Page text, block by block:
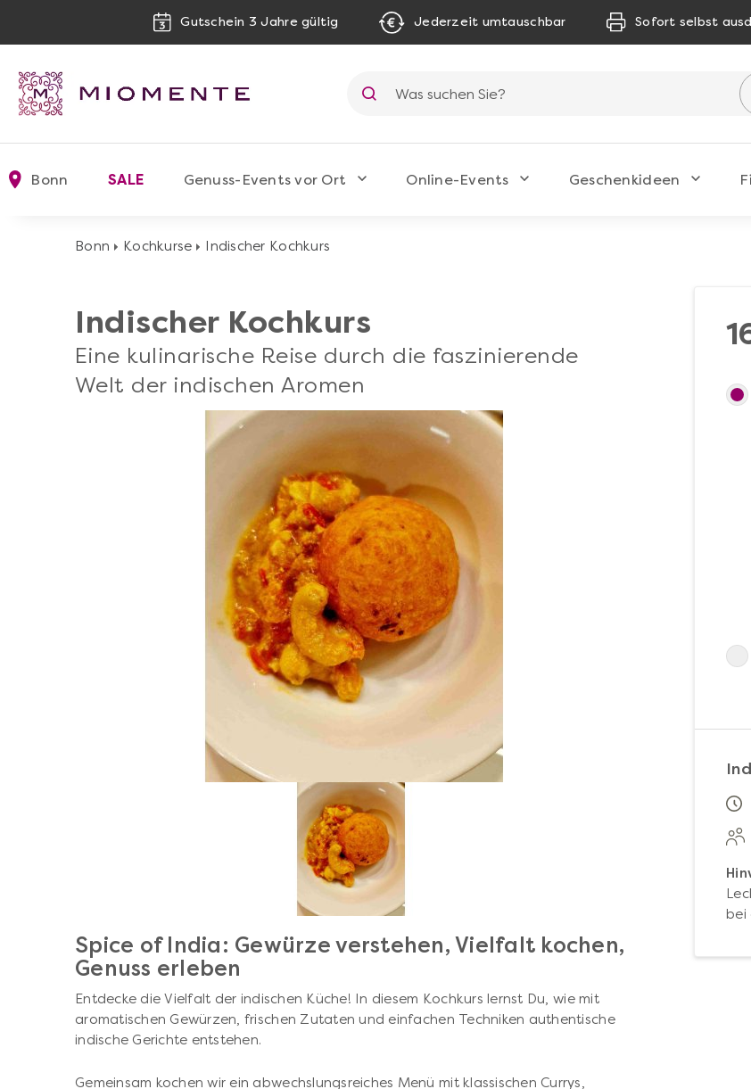
Gutschein 3 Jahre gültig Jederzeit umtauschbar Sofort selbst
Bonn SALE Genuss-Events vor Ort Online-Events Geschenkideen
Bonn Kochkurse Indischer Kochkurs
Indischer Kochkurs
Eine kulinarische Reise durch die faszinierende
Welt der indischen Aromen
Spice of India: Gewürze verstehen, Vielfalt kochen,
Genuss erleben
Entdecke die Vielfalt der indischen Küche! In diesem Kochkurs lernst Du, wie mit
aromatischen Gewürzen, frischen Zutaten und einfachen Techniken authentische
indische Gerichte entstehen.
Gemeinsam kochen wir ein abwechslungsreiches Menü mit klassischen Currys,
bei